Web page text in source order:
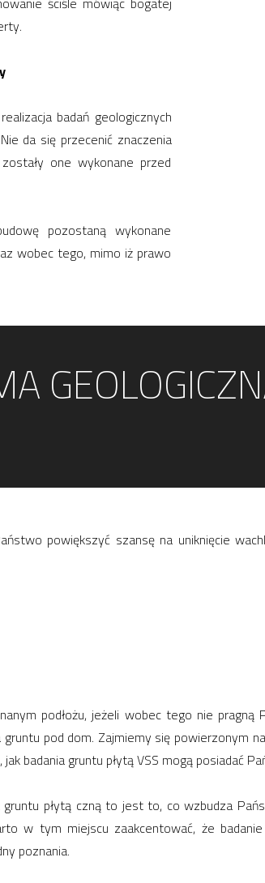
badań geologicznych
da się przecenić znaczenia
one wykonane przed
pozostaną wykonane
wobec tego, mimo iż prawo
powiększyć szansę na uniknięcie
podłożu, jeżeli wobec tego nie pragną
pod dom. Zajmiemy się powierzonym
badania gruntu płytą VSS mogą posiadać
płytą czną to jest to, co wzbudza
w tym miejscu zaakcentować, że
poznania.